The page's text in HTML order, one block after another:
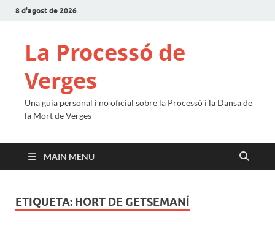
8 d'agost de 2026
La Processó de
Verges
Una guia personal i no oficial sobre la Processó i la Dansa de
la Mort de Verges
MAIN MENU
ETIQUETA: HORT DE GETSEMANÍ